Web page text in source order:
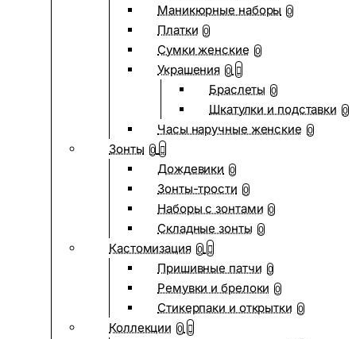
Маникюрные наборы 0
Платки 0
Сумки женские 0
Украшения 0
Браслеты 0
Шкатулки и подставки 0
Часы наручные женские 0
Зонты 0
Дождевики 0
Зонты-трости 0
Наборы с зонтами 0
Складные зонты 0
Кастомизация 0
Пришивные патчи 0
Ремувки и брелоки 0
Стикерпаки и открытки 0
Коллекции 0